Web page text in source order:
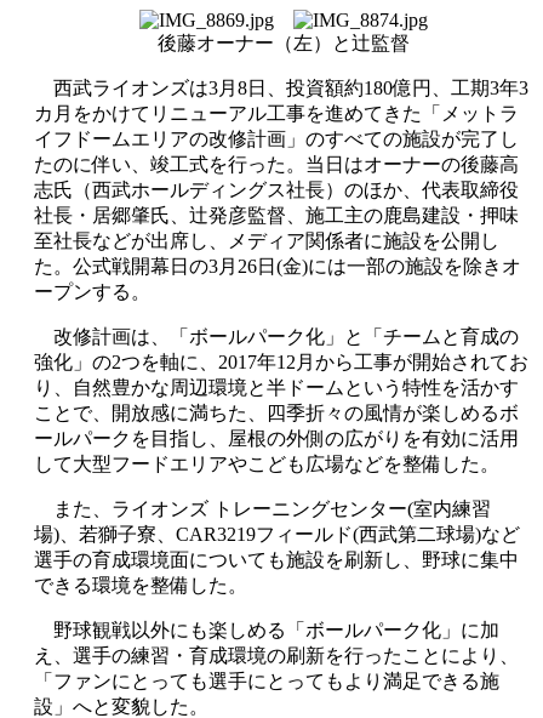
後藤オーナー（左）と辻監督
西武ライオンズは3月8日、投資額約180億円、工期3年3
カ月をかけてリニューアル工事を進めてきた「メットラ
イフドームエリアの改修計画」のすべての施設が完了し
たのに伴い、竣工式を行った。当日はオーナーの後藤高
志氏（西武ホールディングス社長）のほか、代表取締役
社長・居郷肇氏、辻発彦監督、施工主の鹿島建設・押味
至社長などが出席し、メディア関係者に施設を公開し
た。公式戦開幕日の3月26日(金)には一部の施設を除き オ
ープンする。
改修計画は、「ボールパーク化」と「チームと育成の
強化」の2つを軸に、2017年12月から工事が開始されてお
り、自然豊かな周辺環境と半ドームという特性を活かす
ことで、開放感に満ちた、四季折々の風情が楽しめるボ
ールパークを目指し、屋根の外側の広がりを有効に活用
して大型フードエリアやこども広場などを整備した。
また、ライオンズ トレーニングセンター(室内練習
場)、若獅子寮、CAR3219フィールド(西武第二球場)など
選手の育成環境面についても施設を刷新し、野球に集中
できる環境を整備した。
野球観戦以外にも楽しめる「ボールパーク化」に加
え、選手の練習・育成環境の刷新を行ったことにより、
「ファンにとっても選手にとってもより満足できる施
設」へと変貌した。